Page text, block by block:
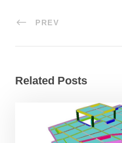
PREV
Related Posts